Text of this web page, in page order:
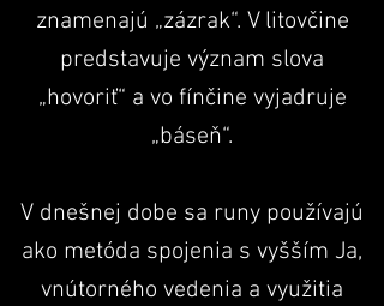
znamenajú „zázrak“. V litovčine
predstavuje význam slova
„hovoriť“ a vo fínčine vyjadruje
„báseň“.
V dnešnej dobe sa runy používajú
ako metóda spojenia s vyšším Ja,
vnútorného vedenia a využitia